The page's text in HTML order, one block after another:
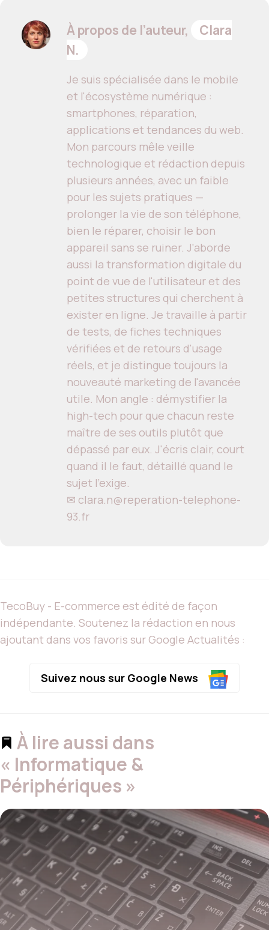
À propos de l’auteur,
Clara
N.
Je suis spécialisée dans le mobile
et l'écosystème numérique :
smartphones, réparation,
applications et tendances du web.
Mon parcours mêle veille
technologique et rédaction depuis
plusieurs années, avec un faible
pour les sujets pratiques —
prolonger la vie de son téléphone,
bien le réparer, choisir le bon
appareil sans se ruiner. J'aborde
aussi la transformation digitale du
point de vue de l'utilisateur et des
petites structures qui cherchent à
exister en ligne. Je travaille à partir
de tests, de fiches techniques
vérifiées et de retours d'usage
réels, et je distingue toujours la
nouveauté marketing de l'avancée
utile. Mon angle : démystifier la
high-tech pour que chacun reste
maître de ses outils plutôt que
dépassé par eux. J'écris clair, court
quand il le faut, détaillé quand le
sujet l'exige.
✉ clara.n@reperation-telephone-
93.fr
TecoBuy - E-commerce est édité de façon
indépendante. Soutenez la rédaction en nous
ajoutant dans vos favoris sur Google Actualités :
Suivez nous sur Google News
À lire aussi dans
« Informatique &
Périphériques »